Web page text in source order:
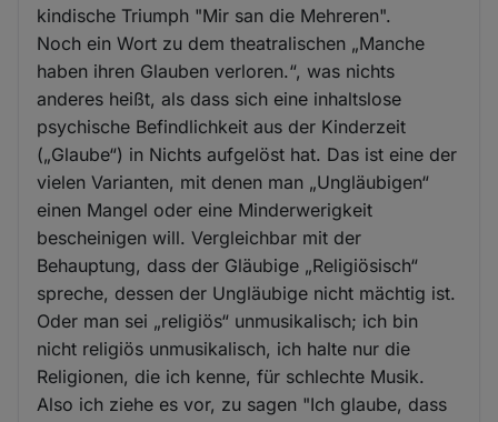
kindische Triumph "Mir san die Mehreren".
Noch ein Wort zu dem theatralischen „Manche
haben ihren Glauben verloren.“, was nichts
anderes heißt, als dass sich eine inhaltslose
psychische Befindlichkeit aus der Kinderzeit
(„Glaube“) in Nichts aufgelöst hat. Das ist eine der
vielen Varianten, mit denen man „Ungläubigen“
einen Mangel oder eine Minderwerigkeit
bescheinigen will. Vergleichbar mit der
Behauptung, dass der Gläubige „Religiösisch“
spreche, dessen der Ungläubige nicht mächtig ist.
Oder man sei „religiös“ unmusikalisch; ich bin
nicht religiös unmusikalisch, ich halte nur die
Religionen, die ich kenne, für schlechte Musik.
Also ich ziehe es vor, zu sagen "Ich glaube, dass